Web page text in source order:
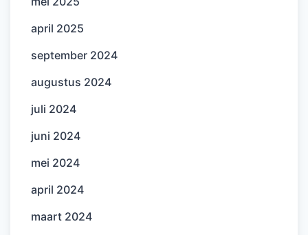
april 2025
september 2024
augustus 2024
juli 2024
juni 2024
mei 2024
april 2024
maart 2024